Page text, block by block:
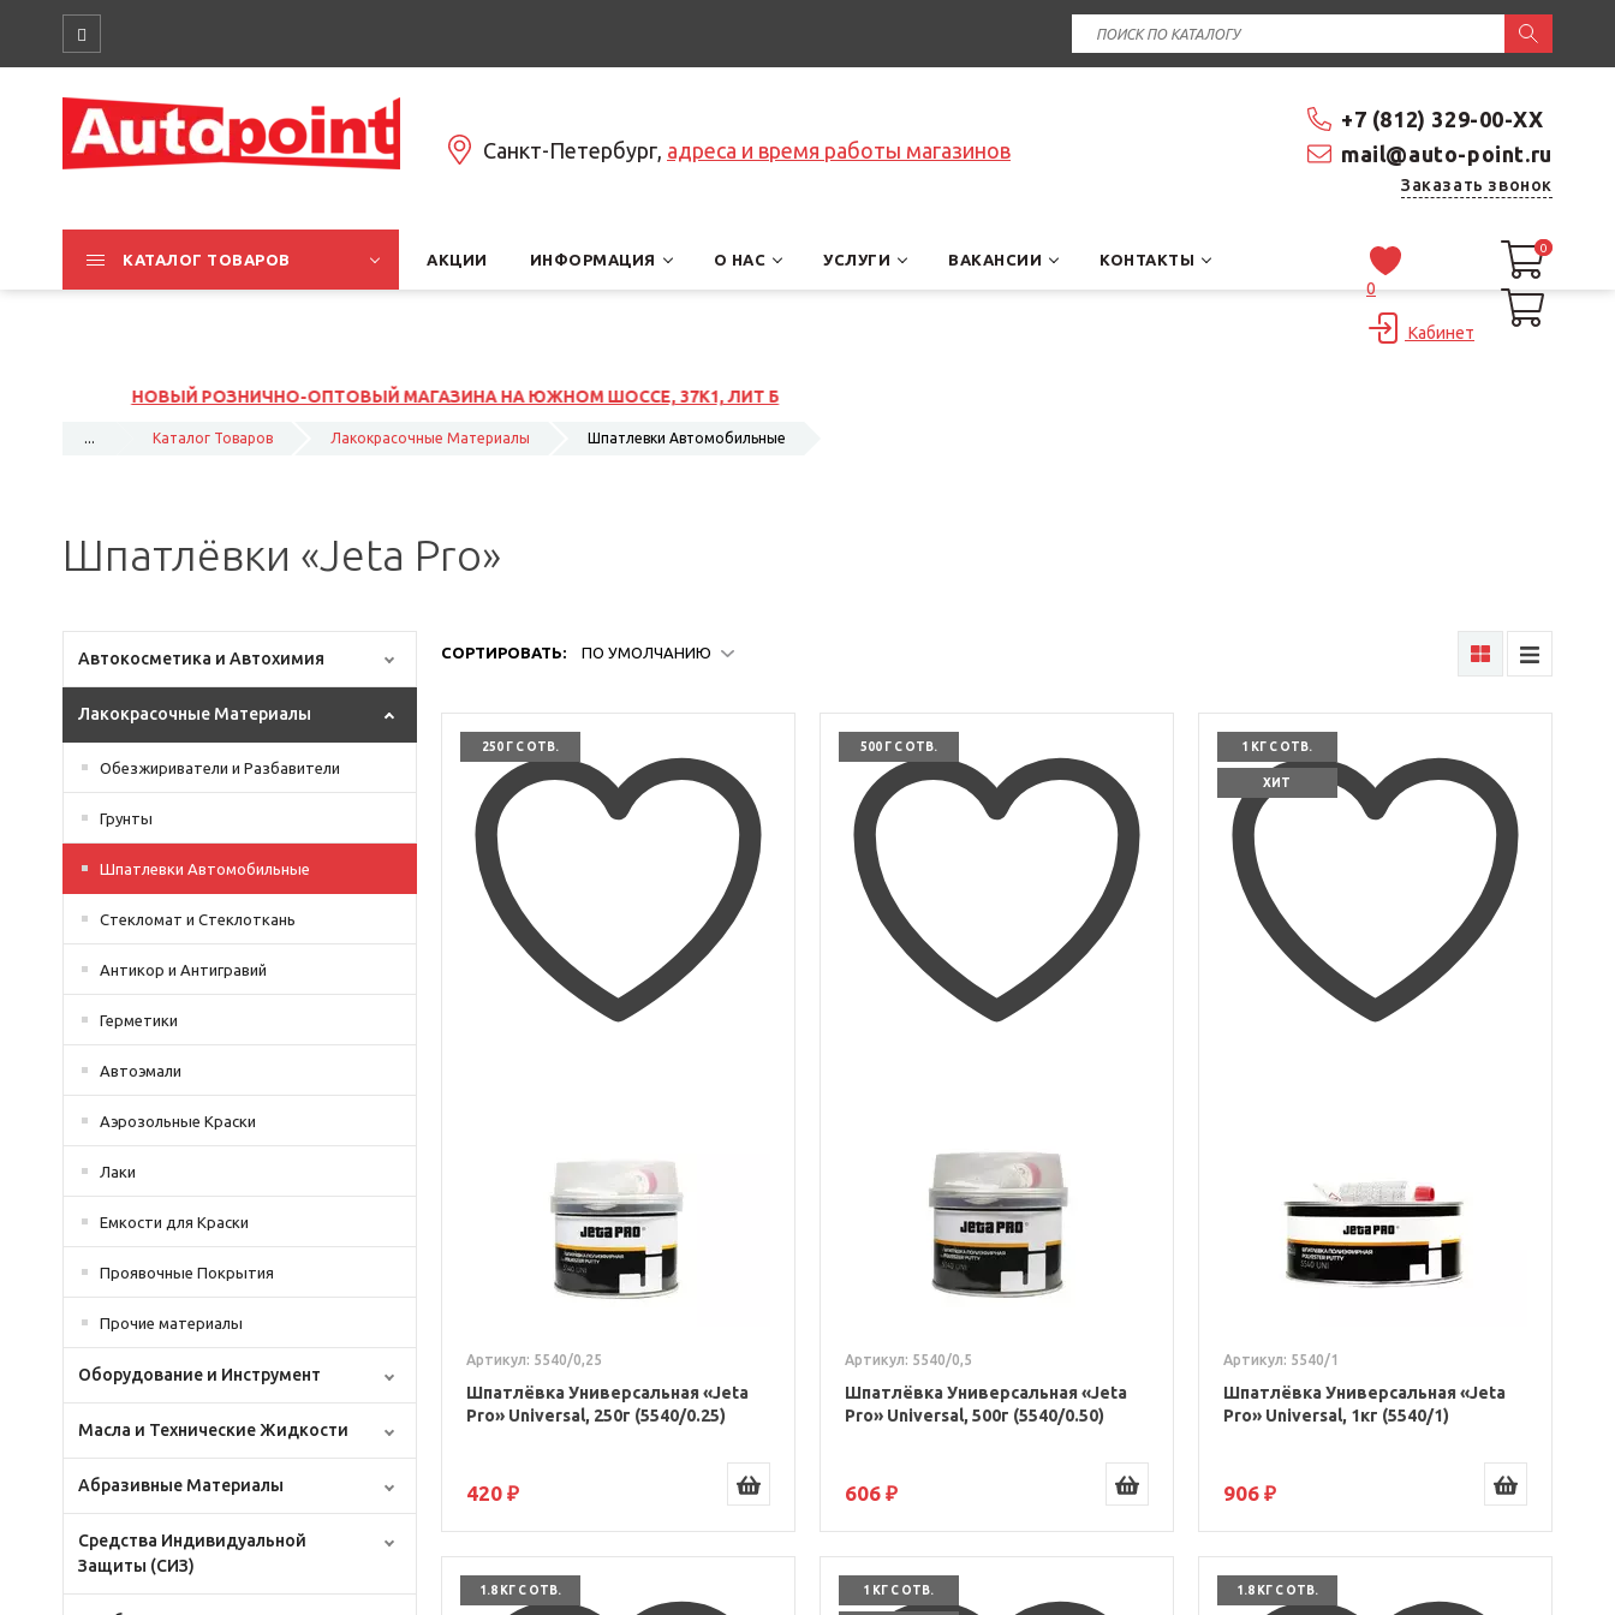
+7 (812) 329-00-XX
mail@auto-point.ru
Заказать звонок
Санкт-Петербург, адреса и время работы магазинов
КАТАЛОГ ТОВАРОВ АКЦИИ ИНФОРМАЦИЯ О НАС УСЛУГИ ВАКАНСИИ КОНТАКТЫ
0
Кабинет
0
0
ОПТОВЫЙ МАГАЗИНА НА ЮЖНОМ ШОССЕ, 37К1, ЛИТ Б
... Каталог Товаров Лакокрасочные Материалы Шпатлевки Автомобильные
Шпатлёвки «Jeta Pro»
Автокосметика и Автохимия
Лакокрасочные Материалы
Обезжириватели и Разбавители
Грунты
Шпатлевки Автомобильные
Стекломат и Стеклоткань
Антикор и Антигравий
Герметики
Автоэмали
Аэрозольные Краски
Лаки
Емкости для Краски
Проявочные Покрытия
Прочие материалы
Оборудование и Инструмент
Масла и Технические Жидкости
Абразивные Материалы
Средства Индивидуальной
Защиты (СИЗ)
СОРТИРОВАТЬ: ПО УМОЛЧАНИЮ
250 Г С ОТВ.
Артикул: 5540/0,25
Шпатлёвка Универсальная «Jeta
Pro» Universal, 250г (5540/0.25)
420 ₽
500 Г С ОТВ.
Артикул: 5540/0,5
Шпатлёвка Универсальная «Jeta
Pro» Universal, 500г (5540/0.50)
606 ₽
1 КГ С ОТВ.
ХИТ
Артикул: 5540/1
Шпатлёвка Универсальная «Jeta
Pro» Universal, 1кг (5540/1)
906 ₽
1.8 КГ С ОТВ. 1 КГ С ОТВ. 1.8 КГ С ОТВ.